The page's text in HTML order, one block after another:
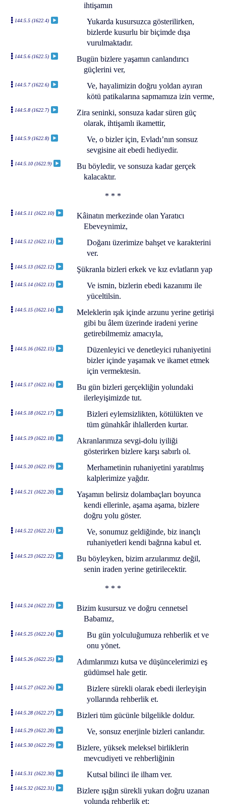
ihtişamın
144:5.5 (1622.4)
Yukarda kusursuzca gösterilirken,
bizlerde kusurlu bir biçimde dışa
vurulmaktadır.
144:5.6 (1622.5)
Bugün bizlere yaşamın canlandırıcı
güçlerini ver,
144:5.7 (1622.6)
Ve, hayalimizin doğru yoldan ayıran
kötü patikalarına sapmamıza izin verme,
144:5.8 (1622.7)
Zira seninki, sonsuza kadar süren güç
olarak, ihtişamlı ikamettir,
144:5.9 (1622.8)
Ve, o bizler için, Evladı’nın sonsuz
sevgisine ait ebedi hediyedir.
144:5.10 (1622.9)
Bu böyledir, ve sonsuza kadar gerçek
kalacaktır.
* * *
144:5.11 (1622.10)
Kâinatın merkezinde olan Yaratıcı
Ebeveynimiz,
144:5.12 (1622.11)
Doğanı üzerimize bahşet ve karakterini
ver.
144:5.13 (1622.12) Şükranla bizleri erkek ve kız evlatların yap
144:5.14 (1622.13)
Ve ismin, bizlerin ebedi kazanımı ile
yüceltilsin.
144:5.15 (1622.14)
Meleklerin ışık içinde arzunu yerine getirişi
gibi bu âlem üzerinde iradeni yerine
getirebilmemiz amacıyla,
144:5.16 (1622.15)
Düzenleyici ve denetleyici ruhaniyetini
bizler içinde yaşamak ve ikamet etmek
için vermektesin.
144:5.17 (1622.16)
Bu gün bizleri gerçekliğin yolundaki
ilerleyişimizde tut.
144:5.18 (1622.17)
Bizleri eylemsizlikten, kötülükten ve
tüm günahkâr ihlallerden kurtar.
144:5.19 (1622.18)
Akranlarımıza sevgi-dolu iyiliği
gösterirken bizlere karşı sabırlı ol.
144:5.20 (1622.19)
Merhametinin ruhaniyetini yaratılmış
kalplerimize yağdır.
144:5.21 (1622.20)
Yaşamın belirsiz dolambaçları boyunca
kendi ellerinle, aşama aşama, bizlere
doğru yolu göster.
144:5.22 (1622.21)
Ve, sonumuz geldiğinde, biz inançlı
ruhaniyetleri kendi bağrına kabul et.
144:5.23 (1622.22)
Bu böyleyken, bizim arzularımız değil,
senin iraden yerine getirilecektir.
* * *
144:5.24 (1622.23)
Bizim kusursuz ve doğru cennetsel
Babamız,
144:5.25 (1622.24)
Bu gün yolculuğumuza rehberlik et ve
onu yönet.
144:5.26 (1622.25)
Adımlarımızı kutsa ve düşüncelerimizi eş
güdümsel hale getir.
144:5.27 (1622.26)
Bizlere sürekli olarak ebedi ilerleyişin
yollarında rehberlik et.
144:5.28 (1622.27) Bizleri tüm gücünle bilgelikle doldur.
144:5.29 (1622.28) Ve, sonsuz enerjinle bizleri canlandır.
144:5.30 (1622.29)
Bizlere, yüksek meleksel birliklerin
mevcudiyeti ve rehberliğinin
144:5.31 (1622.30) Kutsal bilinci ile ilham ver.
144:5.32 (1622.31)
Bizlere ışığın sürekli yukarı doğru uzanan
yolunda rehberlik et;